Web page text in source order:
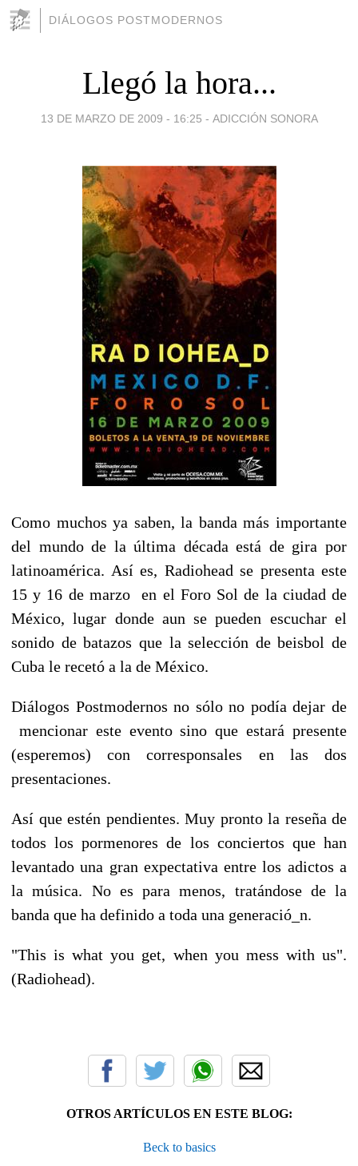
DIÁLOGOS POSTMODERNOS
Llegó la hora...
13 DE MARZO DE 2009 - 16:25 - ADICCIÓN SONORA
Como muchos ya saben, la banda más importante
del mundo de la última década está de gira por
latinoamérica. Así es, Radiohead se presenta este
15 y 16 de marzo en el Foro Sol de la ciudad de
México, lugar donde aun se pueden escuchar el
sonido de batazos que la selección de beisbol de
Cuba le recetó a la de México.
Diálogos Postmodernos no sólo no podía dejar de
mencionar este evento sino que estará presente
(esperemos) con corresponsales en las dos
presentaciones.
Así que estén pendientes. Muy pronto la reseña de
todos los pormenores de los conciertos que han
levantado una gran expectativa entre los adictos a
la música. No es para menos, tratándose de la
banda que ha definido a toda una generació_n.
"This is what you get, when you mess with us".
(Radiohead).
OTROS ARTÍCULOS EN ESTE BLOG:
Beck to basics